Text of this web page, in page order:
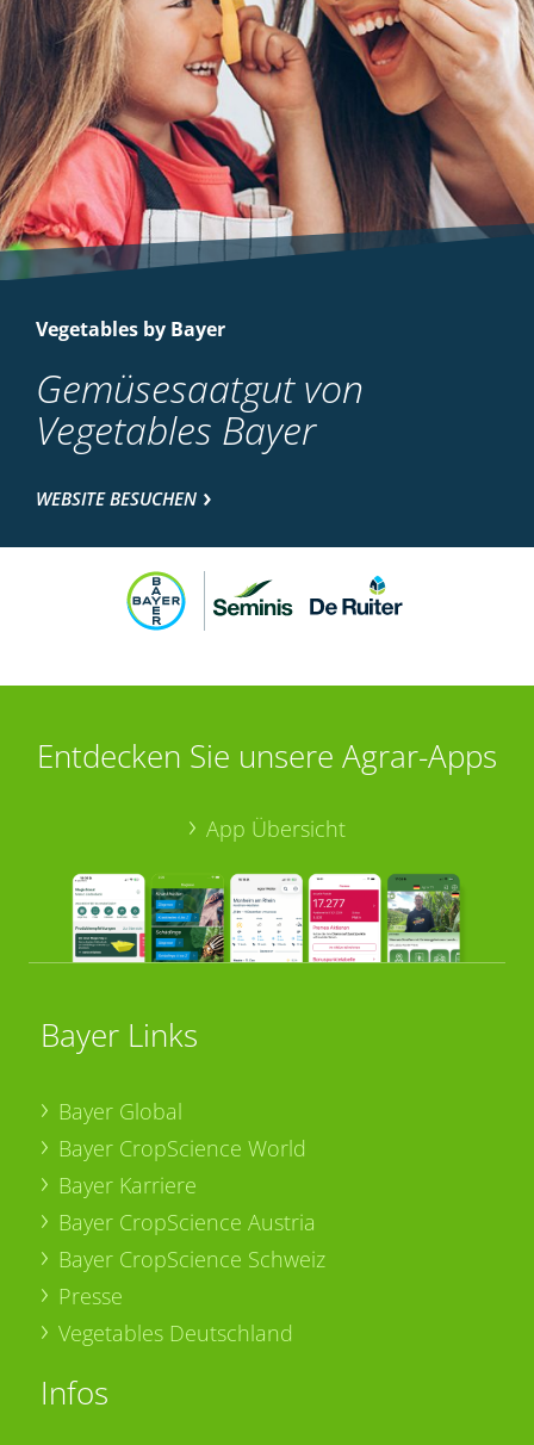
Vegetables by Bayer
Gemüsesaatgut von
Vegetables Bayer
WEBSITE BESUCHEN
Entdecken Sie unsere Agrar-Apps
App Übersicht
Bayer Links
Bayer Global
Bayer CropScience World
Bayer Karriere
Bayer CropScience Austria
Bayer CropScience Schweiz
Presse
Vegetables Deutschland
Infos